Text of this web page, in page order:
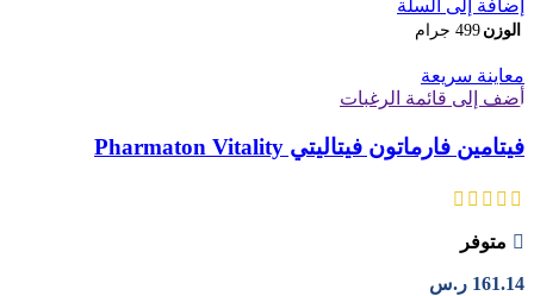
إضافة إلى السلة
الوزن499 جرام
معاينة سريعة
أضف إلى قائمة الرغبات
فيتامين فارماتون فيتاليتي Pharmaton Vitality
متوفر
161.14 ر.س